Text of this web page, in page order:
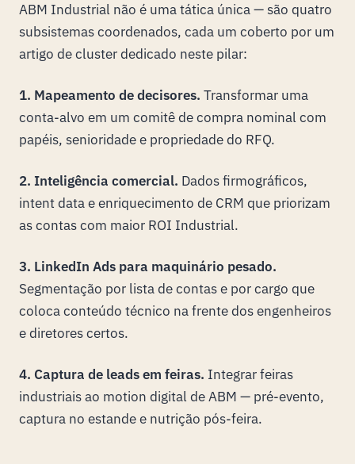
ABM Industrial não é uma tática única — são quatro
subsistemas coordenados, cada um coberto por um
artigo de cluster dedicado neste pilar:
1. Mapeamento de decisores. Transformar uma
conta-alvo em um comitê de compra nominal com
papéis, senioridade e propriedade do RFQ.
2. Inteligência comercial. Dados firmográficos,
intent data e enriquecimento de CRM que priorizam
as contas com maior ROI Industrial.
3. LinkedIn Ads para maquinário pesado.
Segmentação por lista de contas e por cargo que
coloca conteúdo técnico na frente dos engenheiros
e diretores certos.
4. Captura de leads em feiras. Integrar feiras
industriais ao motion digital de ABM — pré-evento,
captura no estande e nutrição pós-feira.